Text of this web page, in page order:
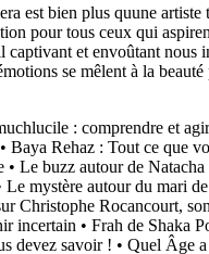
est bien plus quune artiste
pour tous ceux qui
captivant et envoûtant nous
se mêlent à la beauté
: comprendre et
• Baya Rehaz : Tout ce que
• Le buzz autour de
Le mystère autour du mari
Christophe Rocancourt,
incertain • Frah de Shaka
devez savoir ! • Quel Âge